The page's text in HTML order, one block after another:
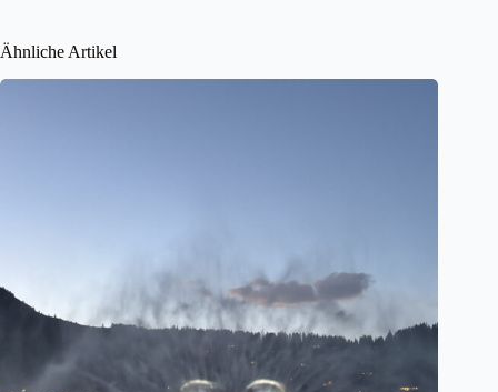
Ähnliche Artikel